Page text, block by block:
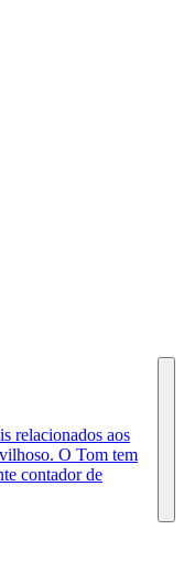
relacionados aos
O Tom tem
contador de